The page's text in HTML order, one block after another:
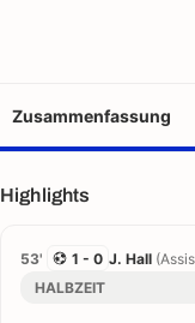
Zusammenfassung
Highlights
53' 1 - 0 J. Hall
HALBZEIT